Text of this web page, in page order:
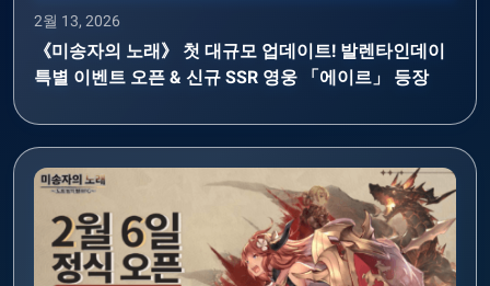
2월 13, 2026
《미송자의 노래》 첫 대규모 업데이트! 발렌타인데이
특별 이벤트 오픈 & 신규 SSR 영웅 「에이르」 등장